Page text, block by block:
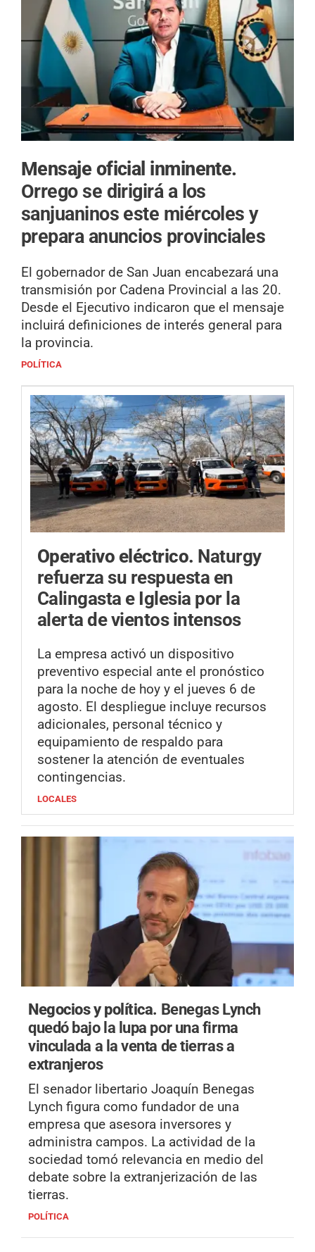
Mensaje oficial inminente.
Orrego se dirigirá a los
sanjuaninos este miércoles y
prepara anuncios provinciales
El gobernador de San Juan encabezará una
transmisión por Cadena Provincial a las 20.
Desde el Ejecutivo indicaron que el mensaje
incluirá definiciones de interés general para
la provincia.
POLÍTICA
Operativo eléctrico. Naturgy
refuerza su respuesta en
Calingasta e Iglesia por la
alerta de vientos intensos
La empresa activó un dispositivo
preventivo especial ante el pronóstico
para la noche de hoy y el jueves 6 de
agosto. El despliegue incluye recursos
adicionales, personal técnico y
equipamiento de respaldo para
sostener la atención de eventuales
contingencias.
LOCALES
Negocios y política. Benegas Lynch
quedó bajo la lupa por una firma
vinculada a la venta de tierras a
extranjeros
El senador libertario Joaquín Benegas
Lynch figura como fundador de una
empresa que asesora inversores y
administra campos. La actividad de la
sociedad tomó relevancia en medio del
debate sobre la extranjerización de las
tierras.
POLÍTICA